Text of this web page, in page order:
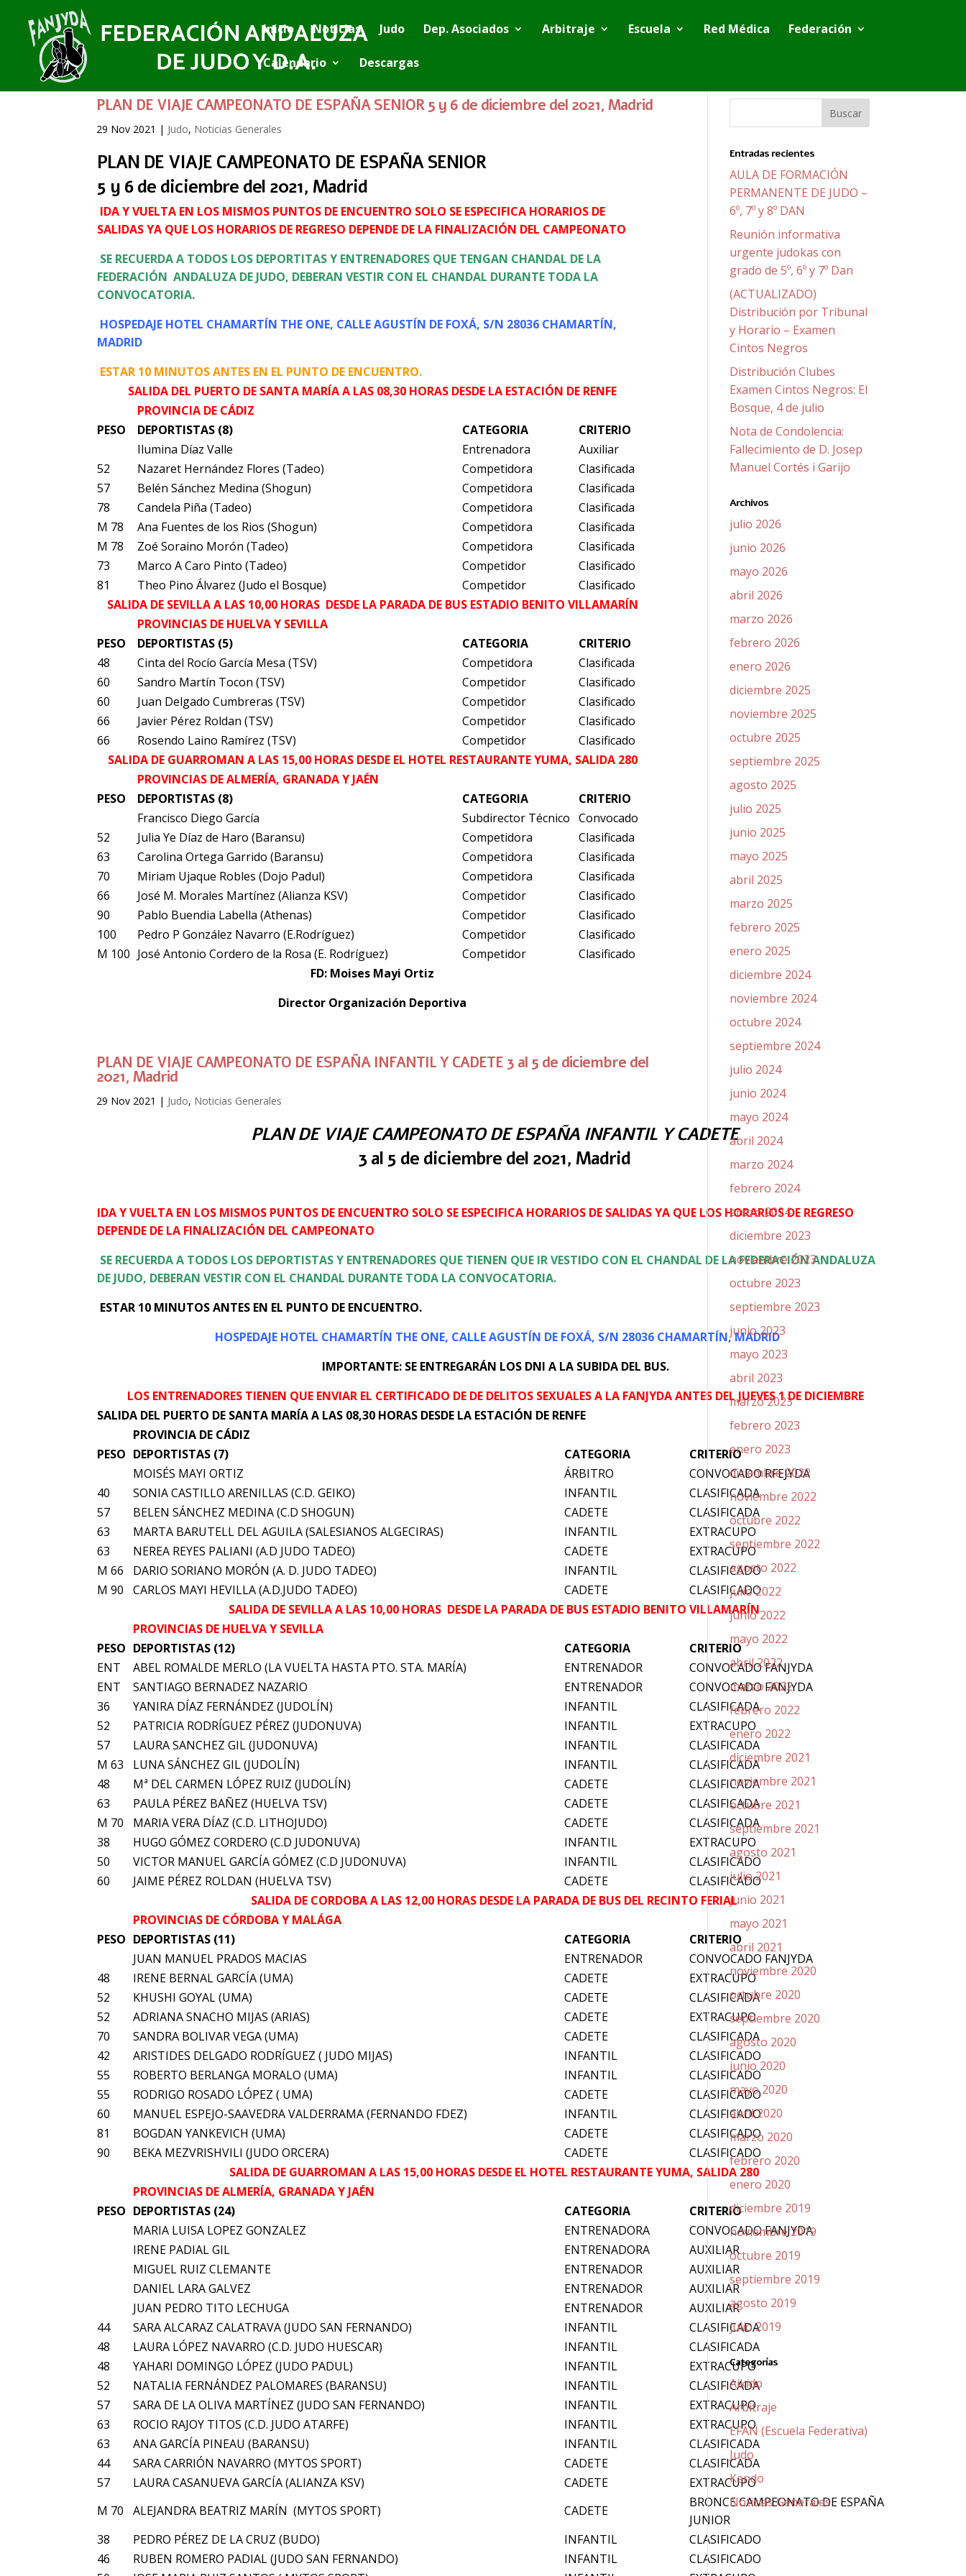
Inicio Noticias Judo Dep. Asociados Arbitraje Escuela Red Médica Federación
Calendario Descargas
PLAN DE VIAJE CAMPEONATO DE ESPAÑA SENIOR 5 y 6 de diciembre del 2021, Madrid
29 Nov 2021 | Judo, Noticias Generales
PLAN DE VIAJE CAMPEONATO DE ESPAÑA SENIOR
5 y 6 de diciembre del 2021, Madrid
IDA Y VUELTA EN LOS MISMOS PUNTOS DE ENCUENTRO SOLO SE ESPECIFICA HORARIOS DE
SALIDAS YA QUE LOS HORARIOS DE REGRESO DEPENDE DE LA FINALIZACIÓN DEL CAMPEONATO
SE RECUERDA A TODOS LOS DEPORTITAS Y ENTRENADORES QUE TENGAN CHANDAL DE LA
FEDERACIÓN ANDALUZA DE JUDO, DEBERAN VESTIR CON EL CHANDAL DURANTE TODA LA
CONVOCATORIA.
HOSPEDAJE HOTEL CHAMARTÍN THE ONE, CALLE AGUSTÍN DE FOXÁ, S/N 28036 CHAMARTÍN,
MADRID
ESTAR 10 MINUTOS ANTES EN EL PUNTO DE ENCUENTRO.
SALIDA DEL PUERTO DE SANTA MARÍA A LAS 08,30 HORAS DESDE LA ESTACIÓN DE RENFE
PROVINCIA DE CÁDIZ
PESO
DEPORTISTAS (8) CATEGORIA
CRITERIO
Ilumina Díaz Valle
Entrenadora
Auxiliar
52
Nazaret Hernández Flores (Tadeo) Competidora
Clasificada
57
Belén Sánchez Medina (Shogun) Competidora
Clasificada
78
Candela Piña (Tadeo) Competidora
Clasificada
M 78
Ana Fuentes de los Rios (Shogun) Competidora
Clasificada
M 78
Zoé Soraino Morón (Tadeo) Competidora
Clasificada
73
Marco A Caro Pinto (Tadeo) Competidor
Clasificado
81
Theo Pino Álvarez (Judo el Bosque) Competidor
Clasificado
SALIDA DE SEVILLA A LAS 10,00 HORAS DESDE LA PARADA DE BUS ESTADIO BENITO VILLAMARÍN
PROVINCIAS DE HUELVA Y SEVILLA
PESO
DEPORTISTAS (5) CATEGORIA
CRITERIO
48
Cinta del Rocío García Mesa (TSV) Competidora
Clasificada
60
Sandro Martín Tocon (TSV) Competidor
Clasificado
60
Juan Delgado Cumbreras (TSV) Competidor
Clasificado
66
Javier Pérez Roldan (TSV) Competidor
Clasificado
66
Rosendo Laino Ramírez (TSV) Competidor
Clasificado
SALIDA DE GUARROMAN A LAS 15,00 HORAS DESDE EL HOTEL RESTAURANTE YUMA, SALIDA 280
PROVINCIAS DE ALMERÍA, GRANADA Y JAÉN
PESO
DEPORTISTAS (8) CATEGORIA
CRITERIO
Francisco Diego García
Subdirector Técnico
Convocado
52
Julia Ye Díaz de Haro (Baransu) Competidora
Clasificada
63
Carolina Ortega Garrido (Baransu) Competidora
Clasificada
70
Miriam Ujaque Robles (Dojo Padul) Competidora
Clasificada
66
José M. Morales Martínez (Alianza KSV) Competidor
Clasificado
90
Pablo Buendia Labella (Athenas) Competidor
Clasificado
100
Pedro P González Navarro (E.Rodríguez) Competidor
Clasificado
M 100 José Antonio Cordero de la Rosa (E. Rodríguez) Competidor
Clasificado
FD: Moises Mayi Ortiz
Director Organización Deportiva
PLAN DE VIAJE CAMPEONATO DE ESPAÑA INFANTIL Y CADETE 3 al 5 de diciembre del
2021, Madrid
29 Nov 2021 | Judo, Noticias Generales
PLAN DE VIAJE CAMPEONATO DE ESPAÑA INFANTIL Y CADETE
3 al 5 de diciembre del 2021, Madrid
IDA Y VUELTA EN LOS MISMOS PUNTOS DE ENCUENTRO SOLO SE ESPECIFICA HORARIOS DE SALIDAS YA QUE LOS HORARIOS DE REGRESO
DEPENDE DE LA FINALIZACIÓN DEL CAMPEONATO
SE RECUERDA A TODOS LOS DEPORTISTAS Y ENTRENADORES QUE TIENEN QUE IR VESTIDO CON EL CHANDAL DE LA FEDERACIÓN ANDALUZA
DE JUDO, DEBERAN VESTIR CON EL CHANDAL DURANTE TODA LA CONVOCATORIA.
ESTAR 10 MINUTOS ANTES EN EL PUNTO DE ENCUENTRO.
HOSPEDAJE HOTEL CHAMARTÍN THE ONE, CALLE AGUSTÍN DE FOXÁ, S/N 28036 CHAMARTÍN, MADRID
IMPORTANTE: SE ENTREGARÁN LOS DNI A LA SUBIDA DEL BUS.
LOS ENTRENADORES TIENEN QUE ENVIAR EL CERTIFICADO DE DE DELITOS SEXUALES A LA FANJYDA ANTES DEL JUEVES 1 DE DICIEMBRE
SALIDA DEL PUERTO DE SANTA MARÍA A LAS 08,30 HORAS DESDE LA ESTACIÓN DE RENFE
PROVINCIA DE CÁDIZ
PESO DEPORTISTAS (7) CATEGORIA
CRITERIO
MOISÉS MAYI ORTIZ
ÁRBITRO
CONVOCADO RFEJYDA
40
SONIA CASTILLO ARENILLAS (C.D. GEIKO) INFANTIL
CLASIFICADA
57
BELEN SÁNCHEZ MEDINA (C.D SHOGUN) CADETE
CLASIFICADA
63
MARTA BARUTELL DEL AGUILA (SALESIANOS ALGECIRAS) INFANTIL
EXTRACUPO
63
NEREA REYES PALIANI (A.D JUDO TADEO) CADETE
EXTRACUPO
M 66
DARIO SORIANO MORÓN (A. D. JUDO TADEO) INFANTIL
CLASIFICADO
M 90
CARLOS MAYI HEVILLA (A.D.JUDO TADEO) CADETE
CLASIFICADO
SALIDA DE SEVILLA A LAS 10,00 HORAS DESDE LA PARADA DE BUS ESTADIO BENITO VILLAMARÍN
PROVINCIAS DE HUELVA Y SEVILLA
PESO DEPORTISTAS (12) CATEGORIA
CRITERIO
ENT
ABEL ROMALDE MERLO (LA VUELTA HASTA PTO. STA. MARÍA) ENTRENADOR
CONVOCADO FANJYDA
ENT
SANTIAGO BERNADEZ NAZARIO ENTRENADOR
CONVOCADO FANJYDA
36
YANIRA DÍAZ FERNÁNDEZ (JUDOLÍN) INFANTIL
CLASIFICADA
52
PATRICIA RODRÍGUEZ PÉREZ (JUDONUVA) INFANTIL
EXTRACUPO
57
LAURA SANCHEZ GIL (JUDONUVA) INFANTIL
CLASIFICADA
M 63
LUNA SÁNCHEZ GIL (JUDOLÍN) INFANTIL
CLASIFICADA
48
Mª DEL CARMEN LÓPEZ RUIZ (JUDOLÍN) CADETE
CLASIFICADA
63
PAULA PÉREZ BAÑEZ (HUELVA TSV) CADETE
CLASIFICADA
M 70
MARIA VERA DÍAZ (C.D. LITHOJUDO) CADETE
CLASIFICADA
38
HUGO GÓMEZ CORDERO (C.D JUDONUVA) INFANTIL
EXTRACUPO
50
VICTOR MANUEL GARCÍA GÓMEZ (C.D JUDONUVA) INFANTIL
CLASIFICADO
60
JAIME PÉREZ ROLDAN (HUELVA TSV) CADETE
CLASIFICADO
SALIDA DE CORDOBA A LAS 12,00 HORAS DESDE LA PARADA DE BUS DEL RECINTO FERIAL
PROVINCIAS DE CÓRDOBA Y MALÁGA
PESO DEPORTISTAS (11) CATEGORIA
CRITERIO
JUAN MANUEL PRADOS MACIAS
ENTRENADOR
CONVOCADO FANJYDA
48
IRENE BERNAL GARCÍA (UMA) CADETE
EXTRACUPO
52
KHUSHI GOYAL (UMA) CADETE
CLASIFICADA
52
ADRIANA SNACHO MIJAS (ARIAS) CADETE
EXTRACUPO
70
SANDRA BOLIVAR VEGA (UMA) CADETE
CLASIFICADA
42
ARISTIDES DELGADO RODRÍGUEZ ( JUDO MIJAS) INFANTIL
CLASIFICADO
55
ROBERTO BERLANGA MORALO (UMA) INFANTIL
CLASIFICADO
55
RODRIGO ROSADO LÓPEZ ( UMA) CADETE
CLASIFICADO
60
MANUEL ESPEJO-SAAVEDRA VALDERRAMA (FERNANDO FDEZ) INFANTIL
CLASIFICADO
81
BOGDAN YANKEVICH (UMA) CADETE
CLASIFICADO
90
BEKA MEZVRISHVILI (JUDO ORCERA) CADETE
CLASIFICADO
SALIDA DE GUARROMAN A LAS 15,00 HORAS DESDE EL HOTEL RESTAURANTE YUMA, SALIDA 280
PROVINCIAS DE ALMERÍA, GRANADA Y JAÉN
PESO DEPORTISTAS (24) CATEGORIA
CRITERIO
MARIA LUISA LOPEZ GONZALEZ
ENTRENADORA
CONVOCADO FANJYDA
IRENE PADIAL GIL
ENTRENADORA
AUXILIAR
MIGUEL RUIZ CLEMANTE
ENTRENADOR
AUXILIAR
DANIEL LARA GALVEZ
ENTRENADOR
AUXILIAR
JUAN PEDRO TITO LECHUGA
ENTRENADOR
AUXILIAR
44
SARA ALCARAZ CALATRAVA (JUDO SAN FERNANDO) INFANTIL
CLASIFICADA
48
LAURA LÓPEZ NAVARRO (C.D. JUDO HUESCAR) INFANTIL
CLASIFICADA
48
YAHARI DOMINGO LÓPEZ (JUDO PADUL) INFANTIL
EXTRACUPO
52
NATALIA FERNÁNDEZ PALOMARES (BARANSU) INFANTIL
CLASIFICADA
57
SARA DE LA OLIVA MARTÍNEZ (JUDO SAN FERNANDO) INFANTIL
EXTRACUPO
63
ROCIO RAJOY TITOS (C.D. JUDO ATARFE) INFANTIL
EXTRACUPO
63
ANA GARCÍA PINEAU (BARANSU) INFANTIL
CLASIFICADA
44
SARA CARRIÓN NAVARRO (MYTOS SPORT) CADETE
CLASIFICADA
57
LAURA CASANUEVA GARCÍA (ALIANZA KSV) CADETE
EXTRACUPO
M 70
ALEJANDRA BEATRIZ MARÍN (MYTOS SPORT) CADETE
BRONCE CAMPEONATO DE ESPAÑA
JUNIOR
38
PEDRO PÉREZ DE LA CRUZ (BUDO) INFANTIL
CLASIFICADO
46
RUBEN ROMERO PADIAL (JUDO SAN FERNANDO) INFANTIL
CLASIFICADO
Entradas recientes
AULA DE FORMACIÓN
PERMANENTE DE JUDO –
6º, 7º y 8º DAN
Reunión informativa
urgente judokas con
grado de 5º, 6º y 7º Dan
(ACTUALIZADO)
Distribución por Tribunal
y Horario – Examen
Cintos Negros
Distribución Clubes
Examen Cintos Negros: El
Bosque, 4 de julio
Nota de Condolencia:
Fallecimiento de D. Josep
Manuel Cortés i Garijo
Archivos
julio 2026
junio 2026
mayo 2026
abril 2026
marzo 2026
febrero 2026
enero 2026
diciembre 2025
noviembre 2025
octubre 2025
septiembre 2025
agosto 2025
julio 2025
junio 2025
mayo 2025
abril 2025
marzo 2025
febrero 2025
enero 2025
diciembre 2024
noviembre 2024
octubre 2024
septiembre 2024
julio 2024
junio 2024
mayo 2024
abril 2024
marzo 2024
febrero 2024
enero 2024
diciembre 2023
noviembre 2023
octubre 2023
septiembre 2023
junio 2023
mayo 2023
abril 2023
marzo 2023
febrero 2023
enero 2023
diciembre 2022
noviembre 2022
octubre 2022
septiembre 2022
agosto 2022
julio 2022
junio 2022
mayo 2022
abril 2022
marzo 2022
febrero 2022
enero 2022
diciembre 2021
noviembre 2021
octubre 2021
septiembre 2021
agosto 2021
julio 2021
junio 2021
mayo 2021
abril 2021
noviembre 2020
octubre 2020
septiembre 2020
agosto 2020
junio 2020
mayo 2020
abril 2020
marzo 2020
febrero 2020
enero 2020
diciembre 2019
noviembre 2019
octubre 2019
septiembre 2019
agosto 2019
julio 2019
Categorías
Aikido
Arbitraje
EFAN (Escuela Federativa)
Judo
Kendo
Noticias Generales